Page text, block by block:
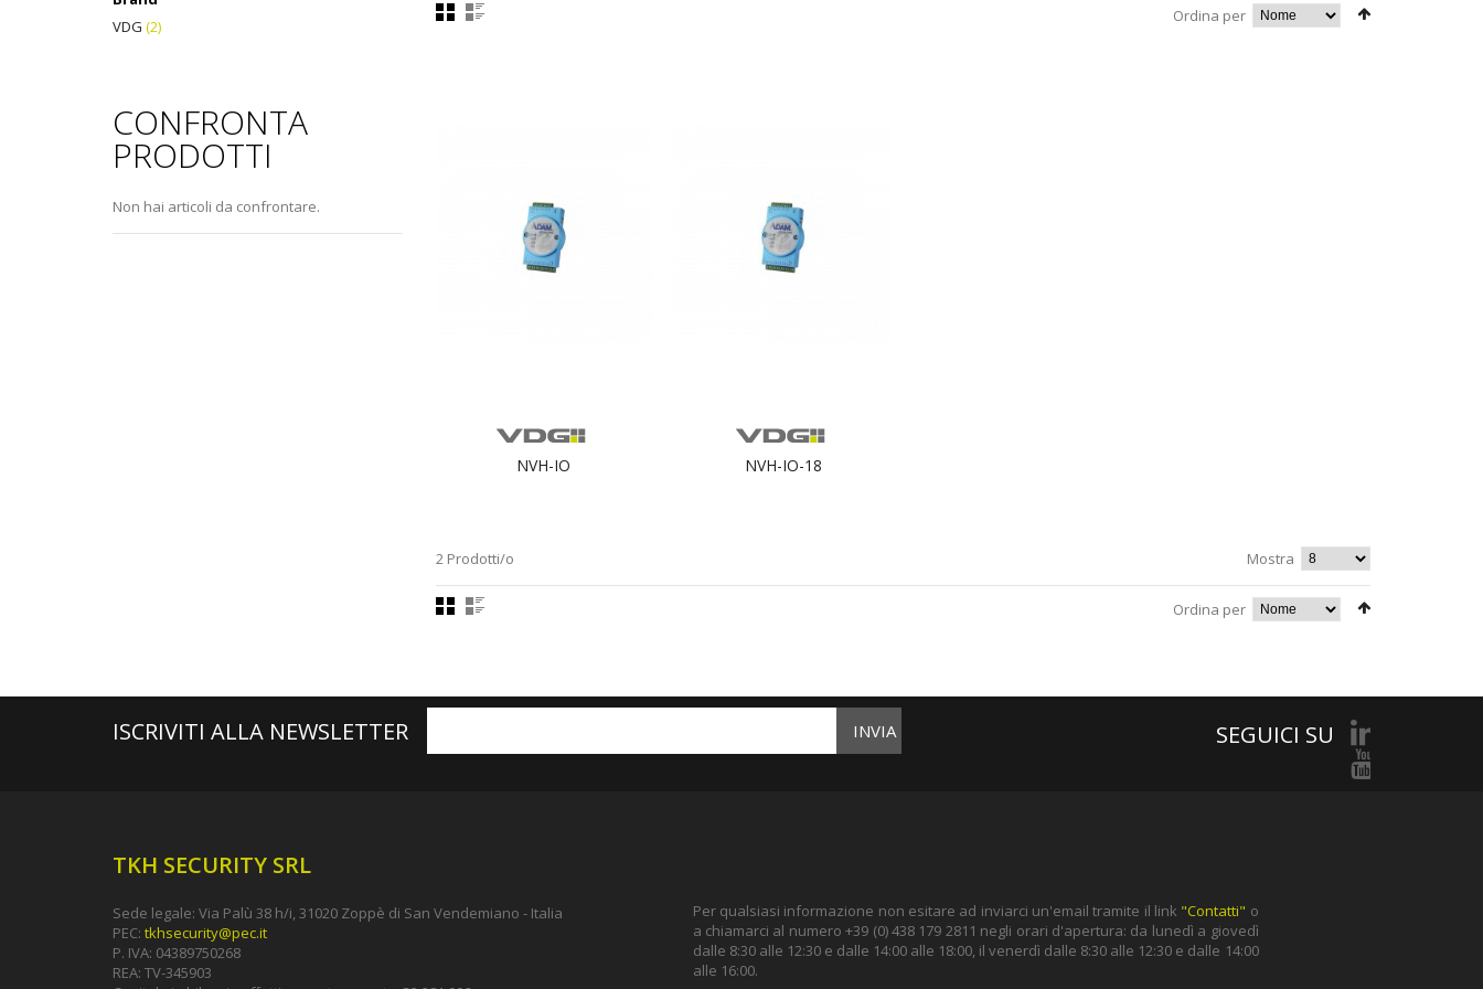
Ordina per
NVH-IO NVH-IO-18
2 Prodotti/o Mostra
Ordina per
VDG (2)
CONFRONTA
PRODOTTI
Non hai articoli da confrontare.
ISCRIVITI ALLA NEWSLETTER INVIA SEGUICI SU
TKH SECURITY SRL
Sede legale: Via Palù 38 h/i, 31020 Zoppè di San Vendemiano - Italia
PEC: tkhsecurity@pec.it
P. IVA: 04389750268
REA: TV-345903
Per qualsiasi informazione non esitare ad inviarci un'email tramite il link "Contatti" o
a chiamarci al numero +39 (0) 438 179 2811 negli orari d'apertura: da lunedì a giovedì
dalle 8:30 alle 12:30 e dalle 14:00 alle 18:00, il venerdì dalle 8:30 alle 12:30 e dalle 14:00
alle 16:00.